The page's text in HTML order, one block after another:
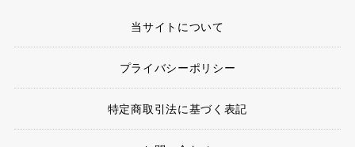
当サイトについて
プライバシーポリシー
特定商取引法に基づく表記